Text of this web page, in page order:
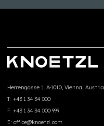
Herrengasse 1, A-1010, Vienna, Austria
T: +43 1 34 34 000
F: +43 1 34 34 000 999
E: office@knoetzl.com